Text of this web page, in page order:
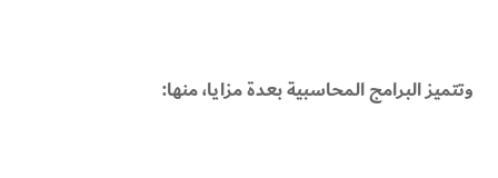
وتتميز البرامج المحاسبية بعدة مزايا، منها: